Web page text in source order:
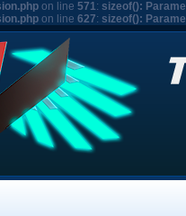
on line 571: sizeof():
on line 627: sizeof():